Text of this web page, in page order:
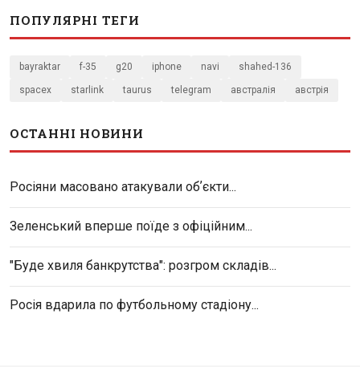
ПОПУЛЯРНІ ТЕГИ
bayraktar f-35 g20 iphone navi shahed-136
spacex starlink taurus telegram австралія австрія
ОСТАННІ НОВИНИ
Росіяни масовано атакували обʼєкти...
Зеленський вперше поїде з офіційним...
"Буде хвиля банкрутства": розгром складів...
Росія вдарила по футбольному стадіону...